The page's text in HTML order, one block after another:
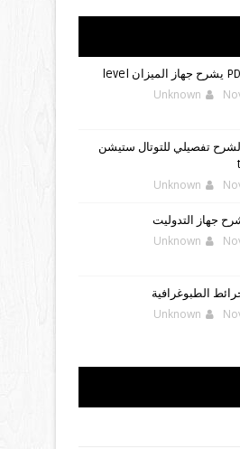
Unknown
تفصيلي للتوتال ستيشن
Unknown
جهاز التدوليت
Unknown
الطبوغرافية
Unknown